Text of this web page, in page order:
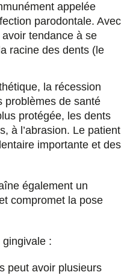
a
appelée
parodontale. Avec
avoir tendance à se
racine des dents (le
la récession
problèmes de santé
protégée, les dents
à l’abrasion. Le patient
importante et des
également un
compromet la pose
:
peut avoir plusieurs